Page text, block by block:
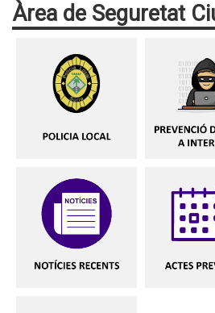
Àrea de Seguretat